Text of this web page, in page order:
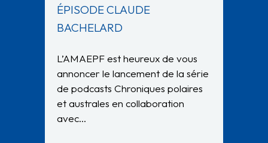
ÉPISODE CLAUDE
BACHELARD
L’AMAEPF est heureux de vous
annoncer le lancement de la série
de podcasts Chroniques polaires
et australes en collaboration
avec…